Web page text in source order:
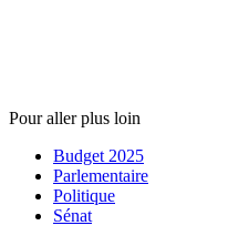
Pour aller plus loin
Budget 2025
Parlementaire
Politique
Sénat